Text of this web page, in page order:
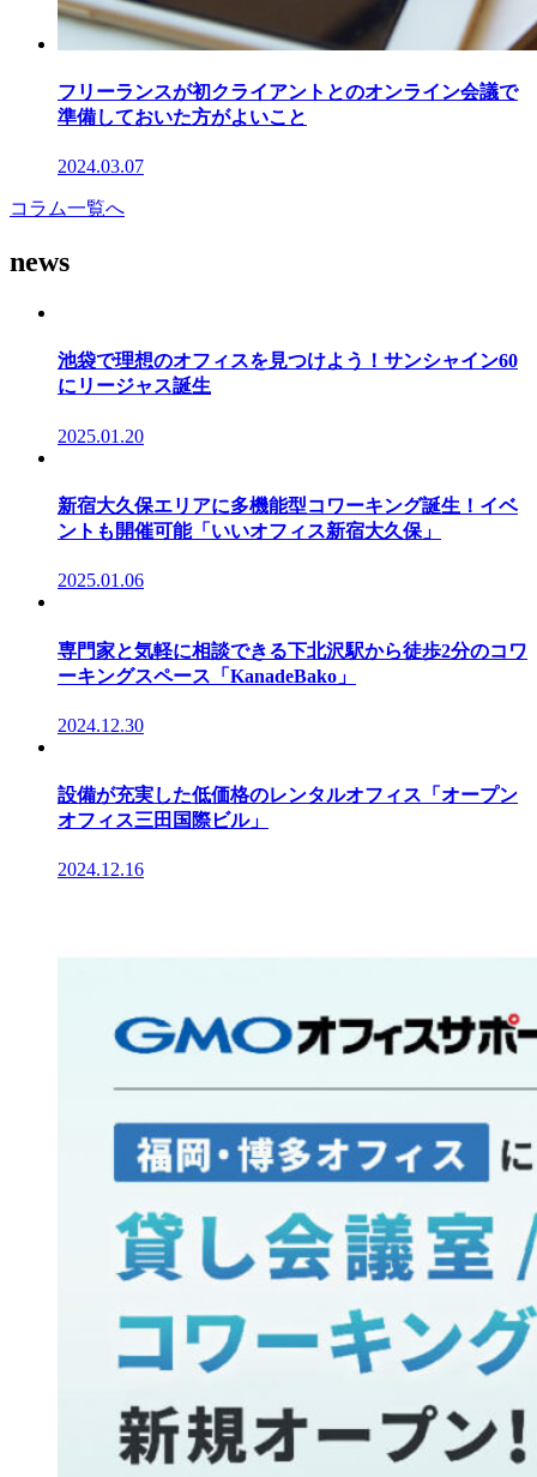
フリーランスが初クライアントとのオンライン会議で
準備しておいた方がよいこと
2024.03.07
コラム一覧へ
news
池袋で理想のオフィスを見つけよう！サンシャイン60
にリージャス誕生
2025.01.20
新宿大久保エリアに多機能型コワーキング誕生！イベ
ントも開催可能「いいオフィス新宿大久保」
2025.01.06
専門家と気軽に相談できる下北沢駅から徒歩2分のコワ
ーキングスペース「KanadeBako」
2024.12.30
設備が充実した低価格のレンタルオフィス「オープン
オフィス三田国際ビル」
2024.12.16